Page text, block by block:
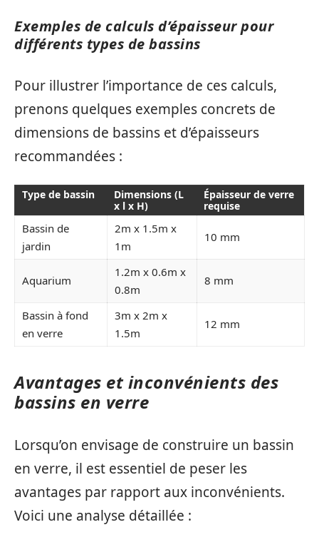
Exemples de calculs d’épaisseur pour
différents types de bassins
Pour illustrer l’importance de ces calculs,
prenons quelques exemples concrets de
dimensions de bassins et d’épaisseurs
recommandées :
Type de bassin
Dimensions (L
x l x H)
Épaisseur de verre
requise
Bassin de
jardin
2m x 1.5m x
1m
10 mm
Aquarium
1.2m x 0.6m x
0.8m
8 mm
Bassin à fond
en verre
3m x 2m x
1.5m
12 mm
Avantages et inconvénients des
bassins en verre
Lorsqu’on envisage de construire un bassin
en verre, il est essentiel de peser les
avantages par rapport aux inconvénients.
Voici une analyse détaillée :